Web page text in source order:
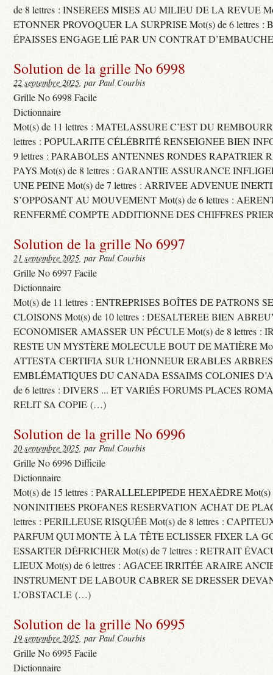
de 8 lettres : INSEREES MISES AU MILIEU DE LA REVUE
ETONNER PROVOQUER LA SURPRISE Mot(s) de 6 lettres :
ÉPAISSES ENGAGE LIÉ PAR UN CONTRAT
Solution de la grille No 6998
22 septembre 2025, par Paul Courbis
Grille No 6998 Facile
Dictionnaire
Mot(s) de 11 lettres : MATELASSURE C’EST DU
lettres : POPULARITE CÉLÉBRITÉ RENSEIGNEE BIEN
9 lettres : PARABOLES ANTENNES RONDES RAPATRIER
PAYS Mot(s) de 8 lettres : GARANTIE ASSURANCE
UNE PEINE Mot(s) de 7 lettres : ARRIVEE ADVENUE
S’OPPOSANT AU MOUVEMENT Mot(s) de 6 lettres :
RENFERMÉ COMPTE ADDITIONNE DES CHIFFRES
Solution de la grille No 6997
21 septembre 2025, par Paul Courbis
Grille No 6997 Facile
Dictionnaire
Mot(s) de 11 lettres : ENTREPRISES BOÎTES DE PATRONS
CLOISONS Mot(s) de 10 lettres : DESALTEREE BIEN
ECONOMISER AMASSER UN PÉCULE Mot(s) de 8 lettres :
RESTE UN MYSTÈRE MOLECULE BOUT DE MATIÈRE
ATTESTA CERTIFIA SUR L’HONNEUR ERABLES ARBRES
EMBLÉMATIQUES DU CANADA ESSAIMS COLONIES
de 6 lettres : DIVERS ... ET VARIÉS FORUMS PLACES
RELIT SA COPIE (…)
Solution de la grille No 6996
20 septembre 2025, par Paul Courbis
Grille No 6996 Difficile
Dictionnaire
Mot(s) de 15 lettres : PARALLELEPIPEDE HEXAÈDRE Mot(s)
NONINITIEES PROFANES RESERVATION ACHAT DE
lettres : PERILLEUSE RISQUÉE Mot(s) de 8 lettres :
PARFUM QUI MONTE À LA TÊTE ECLISSER FIXER LA
ESSARTER DÉFRICHER Mot(s) de 7 lettres : RETRAIT
LIEUX Mot(s) de 6 lettres : AGACEE IRRITÉE ARAIRE
INSTRUMENT DE LABOUR CABRER SE DRESSER
L’OBSTACLE (…)
Solution de la grille No 6995
19 septembre 2025, par Paul Courbis
Grille No 6995 Facile
Dictionnaire